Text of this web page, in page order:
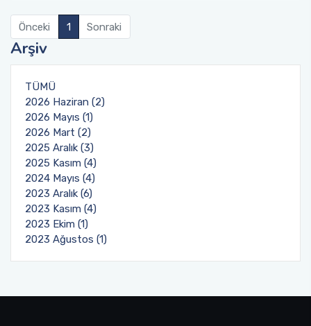
Önceki 1 Sonraki
Arşiv
TÜMÜ
2026 Haziran (2)
2026 Mayıs (1)
2026 Mart (2)
2025 Aralık (3)
2025 Kasım (4)
2024 Mayıs (4)
2023 Aralık (6)
2023 Kasım (4)
2023 Ekim (1)
2023 Ağustos (1)